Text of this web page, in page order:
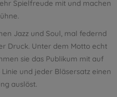
Spielfreude mit und machen
Jazz und Soul, mal federnd
Druck. Unter dem Motto echt
sie das Publikum mit auf
und jeder Bläsersatz einen
auslöst.